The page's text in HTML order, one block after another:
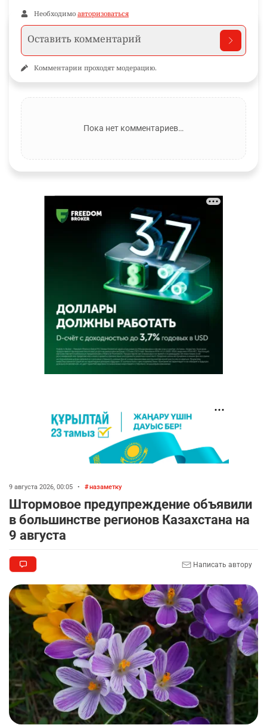
Необходимо авторизоваться
Комментарии проходят модерацию.
Пока нет комментариев…
9 августа 2026, 00:05 • назаметку
Штормовое предупреждение объявили
в большинстве регионов Казахстана на
9 августа
Написать автору